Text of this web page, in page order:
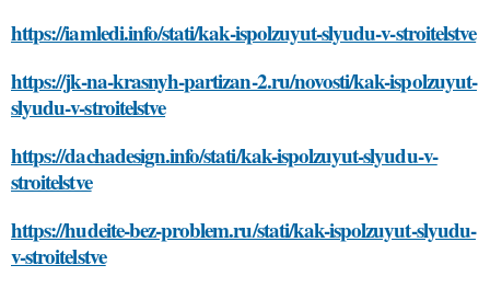
https://iamledi.info/stati/kak-ispolzuyut-slyudu-v-stroitelstve
https://jk-na-krasnyh-partizan-2.ru/novosti/kak-ispolzuyut-
slyudu-v-stroitelstve
https://dachadesign.info/stati/kak-ispolzuyut-slyudu-v-
stroitelstve
https://hudeite-bez-problem.ru/stati/kak-ispolzuyut-slyudu-
v-stroitelstve